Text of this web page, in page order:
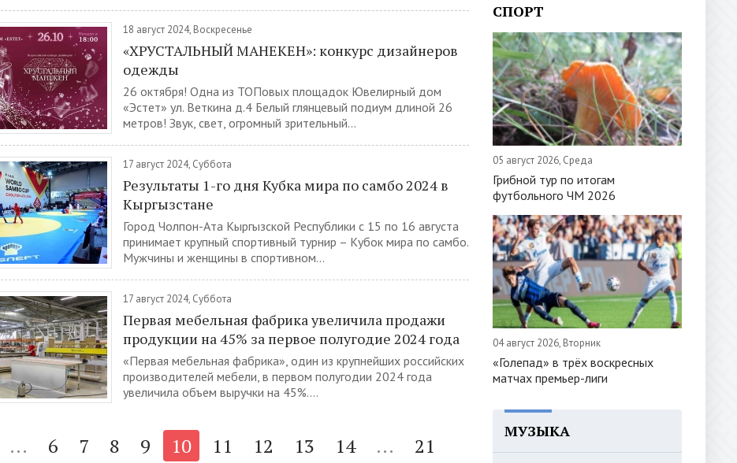
18 август 2024, Воскресенье
«ХРУСТАЛЬНЫЙ МАНЕКЕН»: конкурс дизайнеров
одежды
26 октября! Одна из ТОПовых площадок Ювелирный дом
«Эстет» ул. Веткина д.4 Белый глянцевый подиум длиной 26
метров! Звук, свет, огромный зрительный...
17 август 2024, Суббота
Результаты 1-го дня Кубка мира по самбо 2024 в
Кыргызстане
Город Чолпон-Ата Кыргызской Республики с 15 по 16 августа
принимает крупный спортивный турнир – Кубок мира по самбо.
Мужчины и женщины в спортивном...
17 август 2024, Суббота
Первая мебельная фабрика увеличила продажи
продукции на 45% за первое полугодие 2024 года
«Первая мебельная фабрика», один из крупнейших российских
производителей мебели, в первом полугодии 2024 года
увеличила объем выручки на 45%....
... 6 7 8 9 10 11 12 13 14 ... 21
СПОРТ
05 август 2026, Среда
Грибной тур по итогам
футбольного ЧМ 2026
04 август 2026, Вторник
«Голепад» в трёх воскресных
матчах премьер-лиги
МУЗЫКА